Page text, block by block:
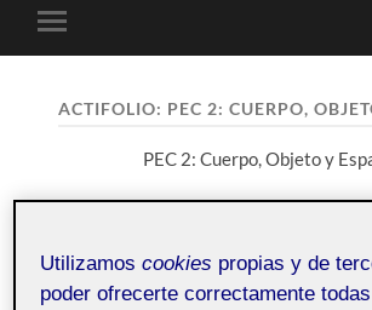
Alternar
el
móvil
ACTIFOLIO: PEC 2: CUERPO,
PEC 2: Cuerpo, Objeto y
9 MAYO, 2023 / 1 COMENTARIO
Utilizamoscookies propias y de
poder ofrecerte correctamente